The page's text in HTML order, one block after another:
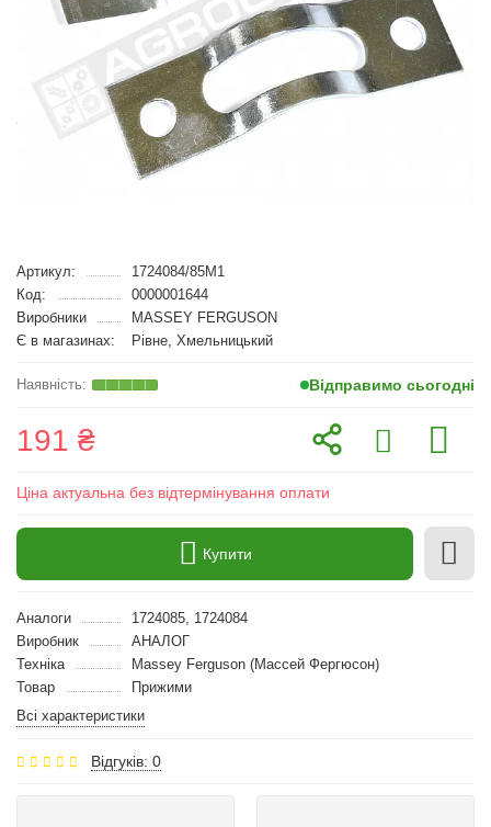
Артикул:
1724084/85M1
Код:
0000001644
Виробники
MASSEY FERGUSON
Є в магазинах:
Рівне, Хмельницький
Відправимо сьогодні
191 ₴
Ціна актуальна без відтермінування оплати
Купити
Аналоги
1724085, 1724084
Виробник
АНАЛОГ
Техніка
Massey Ferguson (Массей Фергюсон)
Товар
Прижими
Всі характеристики
Відгуків: 0